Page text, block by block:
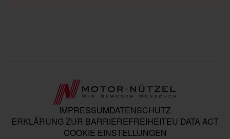
IMPRESSUMDATENSCHUTZ
ERKLÄRUNG ZUR BARRIEREFREIHEITEU DATA ACT
COOKIE EINSTELLUNGEN